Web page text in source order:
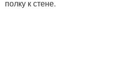
полку к стене.